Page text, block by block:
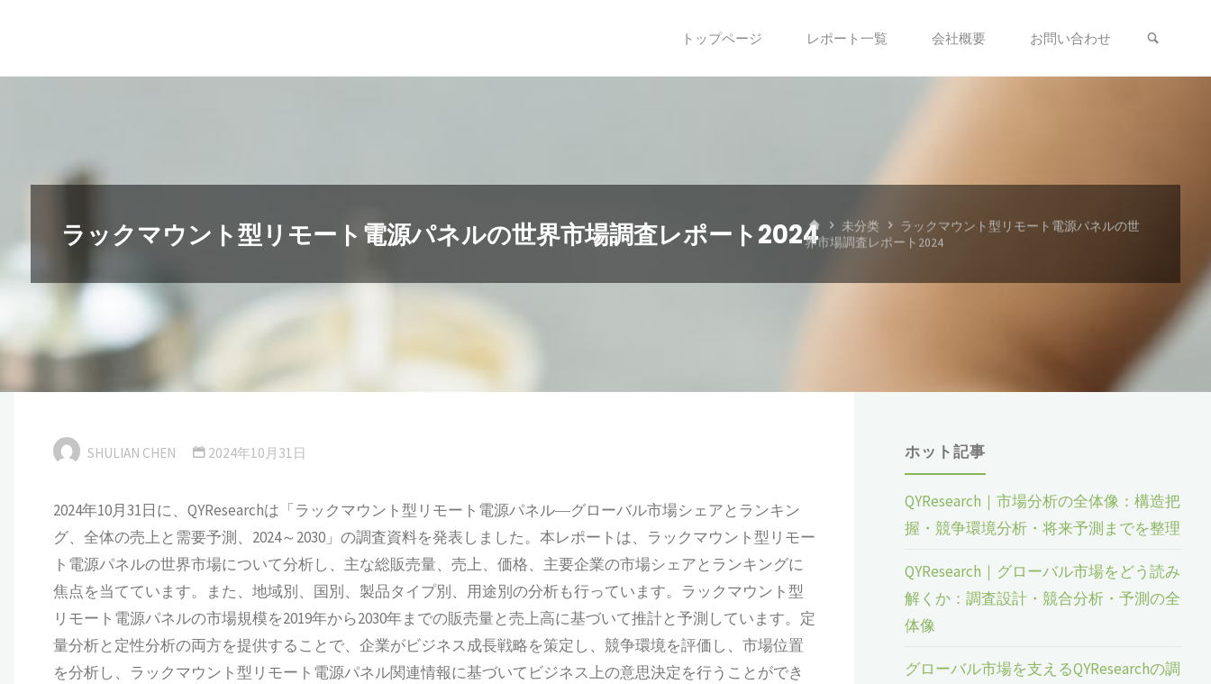
トップページ レポート一覧 会社概要 お問い合わせ
ラックマウント型リモート電源パネルの世界市場調査レポート2024
ホ
ー
未分类
ラックマウント型リモート電源パネルの世
界市場調査レポート2024
SHULIAN CHEN 2024年10月31日
2024年10月31日に、QYResearchは「ラックマウント型リモート電源パネル―グローバル市場シェアとランキン
グ、全体の売上と需要予測、2024～2030」の調査資料を発表しました。本レポートは、ラックマウント型リモー
ト電源パネルの世界市場について分析し、主な総販売量、売上、価格、主要企業の市場シェアとランキングに
焦点を当てています。また、地域別、国別、製品タイプ別、用途別の分析も行っています。ラックマウント型
リモート電源パネルの市場規模を2019年から2030年までの販売量と売上高に基づいて推計と予測しています。定
量分析と定性分析の両方を提供することで、企業がビジネス成長戦略を策定し、競争環境を評価し、市場位置
を分析し、ラックマウント型リモート電源パネル関連情報に基づいてビジネス上の意思決定を行うことができ
ホット記事
QYResearch｜市場分析の全体像：構造把
握・競争環境分析・将来予測までを整理
QYResearch｜グローバル市場をどう読み
解くか：調査設計・競合分析・予測の全
体像
グローバル市場を支えるQYResearchの調